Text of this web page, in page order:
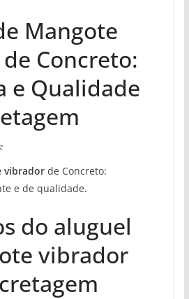
Mangote
Concreto:
e Qualidade
vibradorde Concreto:
e de qualidade.
do aluguel
vibrador